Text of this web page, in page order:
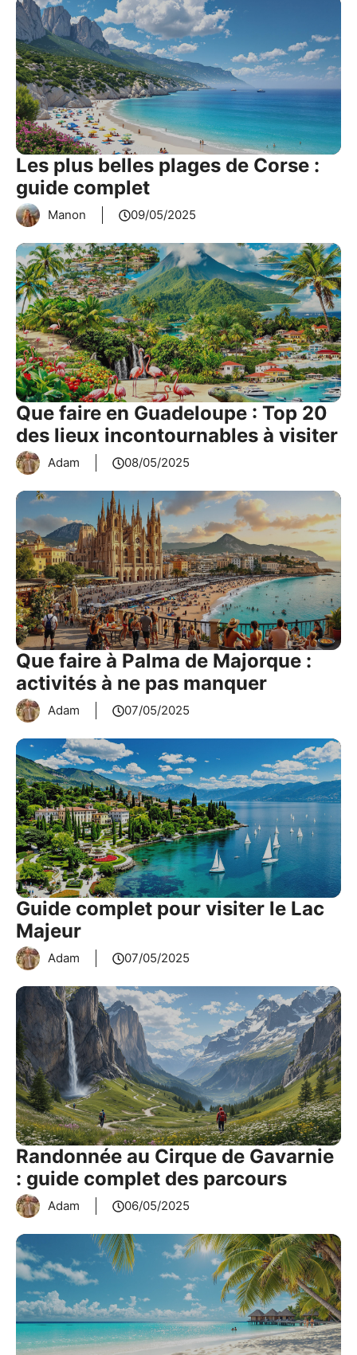
Les plus belles plages de Corse :
guide complet
Manon 09/05/2025
Que faire en Guadeloupe : Top 20
des lieux incontournables à visiter
Adam 08/05/2025
Que faire à Palma de Majorque :
activités à ne pas manquer
Adam 07/05/2025
Guide complet pour visiter le Lac
Majeur
Adam 07/05/2025
Randonnée au Cirque de Gavarnie
: guide complet des parcours
Adam 06/05/2025